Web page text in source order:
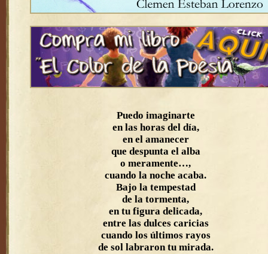
Puedo imaginarte
en las horas del día,
en el amanecer
que despunta el alba
o meramente…,
cuando la noche acaba.
Bajo la tempestad
de la tormenta,
en tu figura delicada,
entre las dulces caricias
cuando los últimos rayos
de sol labraron tu mirada.